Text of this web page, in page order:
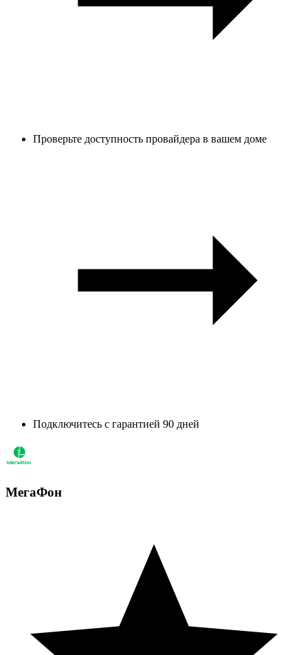
Проверьте доступность провайдера в вашем доме
Подключитесь с гарантией 90 дней
МегаФон